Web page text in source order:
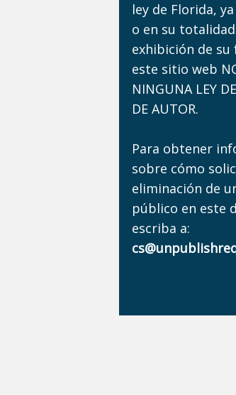
ley de Florida,
o en su
exhibición de
este sitio web
NINGUNA LEY
DE AUTOR.
Para obtener
sobre cómo
eliminación de
público en este
escriba a: